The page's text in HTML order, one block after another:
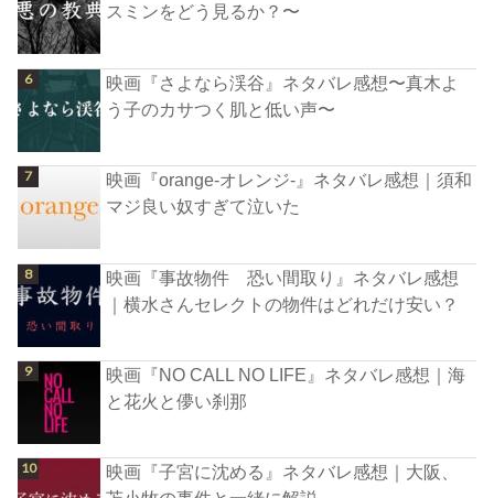
スミンをどう見るか？〜
映画『さよなら渓谷』ネタバレ感想〜真木よ
う子のカサつく肌と低い声〜
映画『orange-オレンジ-』ネタバレ感想｜須和
マジ良い奴すぎて泣いた
映画『事故物件 恐い間取り』ネタバレ感想
｜横水さんセレクトの物件はどれだけ安い？
映画『NO CALL NO LIFE』ネタバレ感想｜海
と花火と儚い刹那
映画『子宮に沈める』ネタバレ感想｜大阪、